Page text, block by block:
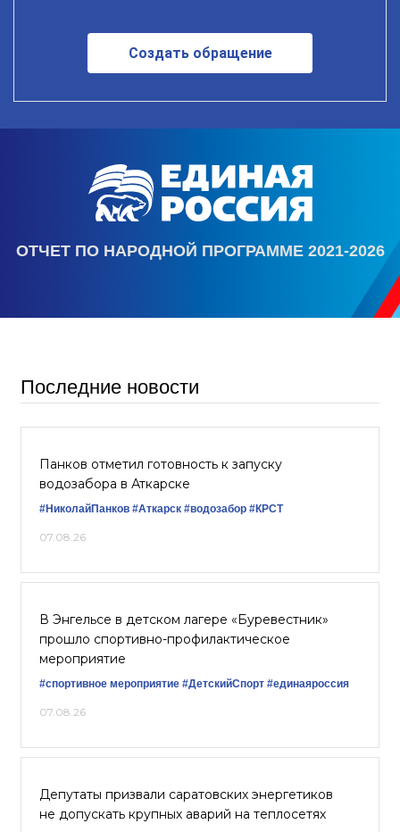
Создать обращение
ОТЧЕТ ПО НАРОДНОЙ ПРОГРАММЕ 2021-2026
Последние новости
Панков отметил готовность к запуску
водозабора в Аткарске
#НиколайПанков #Аткарск #водозабор #КРСТ
07.08.26
В Энгельсе в детском лагере «Буревестник»
прошло спортивно-профилактическое
мероприятие
#спортивное мероприятие #ДетскийСпорт #единаяроссия
07.08.26
Депутаты призвали саратовских энергетиков
не допускать крупных аварий на теплосетях